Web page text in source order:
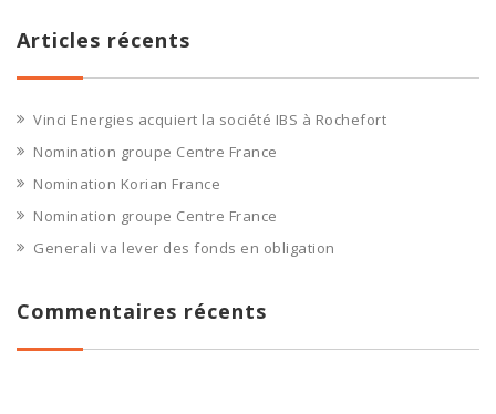
Articles récents
Vinci Energies acquiert la société IBS à Rochefort
Nomination groupe Centre France
Nomination Korian France
Nomination groupe Centre France
Generali va lever des fonds en obligation
Commentaires récents